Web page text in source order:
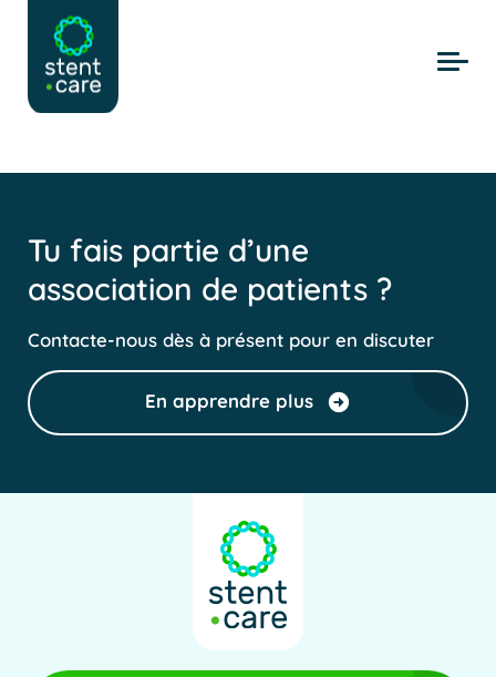
Skip to main content
Tu fais partie d’une
association de patients ?
Contacte-nous dès à présent pour en discuter
En apprendre plus